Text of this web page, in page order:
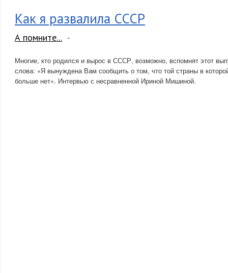
Как я развалила СССР
А помните...
Многие, кто родился и вырос в СССР, возможно, вспомнят этот
слова: «Я вынуждена Вам сообщить о том, что той страны в
больше нет». Интервью с несравненной Ириной Мишиной.